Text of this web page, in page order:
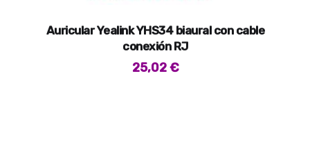
Auricular Yealink YHS34 biaural con cable
conexión RJ
25,02€